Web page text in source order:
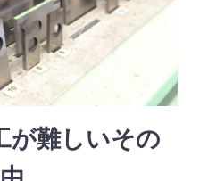
が難しいその